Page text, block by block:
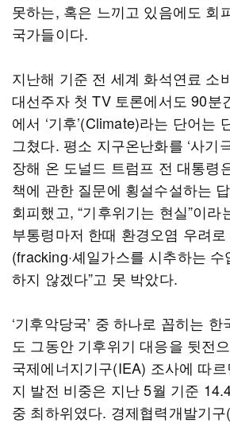
못하는, 혹은 느끼고 있음에도 회
국가들이다.
지난해 기준 전 세계 화석연료 소
대선주자 첫 TV 토론에서도 90분
에서 ‘기후’(Climate)라는 단어는
그쳤다. 평소 지구온난화를 ‘사기
장해 온 도널드 트럼프 전 대통령
책에 관한 질문에 횡설수설하는
회피했고, “기후위기는 현실”이라
부통령마저 한때 환경오염 우려
(fracking·셰일가스를 시추하는 수
하지 않겠다”고 못 박았다.
‘기후악당국’ 중 하나로 꼽히는
도 그동안 기후위기 대응을 뒷전
국제에너지기구(IEA) 조사에 따
지 발전 비중은 지난 5월 기준
중 최하위였다. 경제협력개발기